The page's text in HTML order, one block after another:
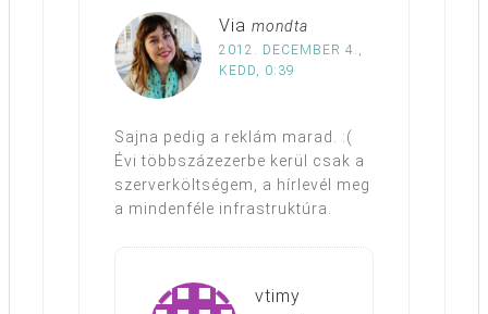
Via mondta
2012. DECEMBER 4.,
KEDD, 0:39
Sajna pedig a reklám marad. :(
Évi többszázezerbe kerül csak a
szerverköltségem, a hírlevél meg
a mindenféle infrastruktúra.
vtimy